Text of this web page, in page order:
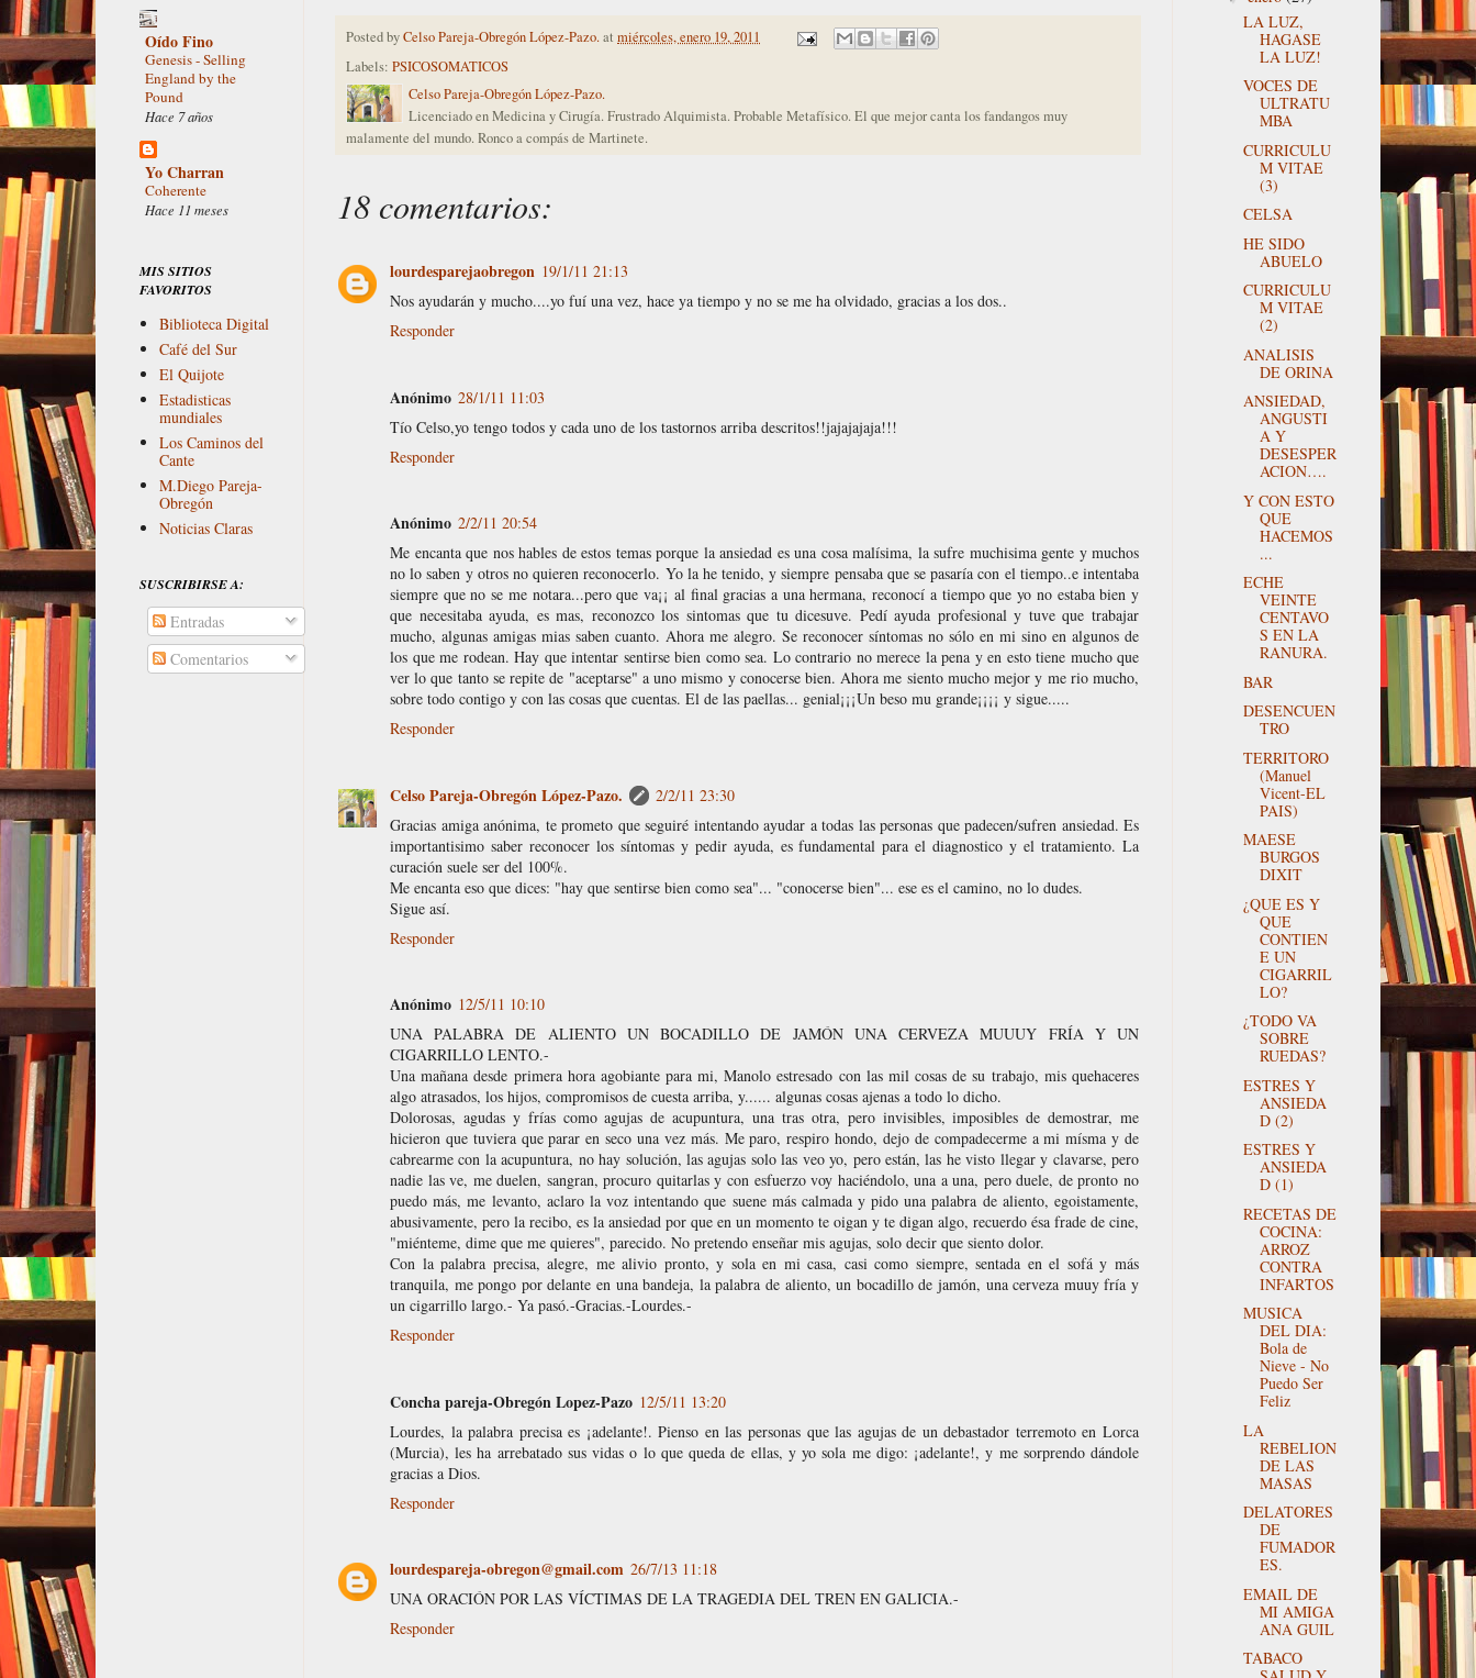
Posted byCelso Pareja-Obregón López-Pazo.at miércoles, enero 19, 2011
Labels: PSICOSOMATICOS
Celso Pareja-Obregón López-Pazo.
Licenciado en Medicina y Cirugía. Frustrado Alquimista. Probable Metafísico. El que mejor canta los fandangos muy
malamente del mundo. Ronco a compás de Martinete.
18 comentarios:
lourdesparejaobregon 19/1/11 21:13
Nos ayudarán y mucho....yo fuí una vez, hace ya tiempo y no se me ha olvidado, gracias a los dos..
Responder
Anónimo 28/1/11 11:03
Tío Celso,yo tengo todos y cada uno de los tastornos arriba descritos!!jajajajaja!!!
Responder
Anónimo 2/2/11 20:54
Me encanta que nos hables de estos temas porque la ansiedad es una cosa malísima, la sufre muchisima gente y muchos
no lo saben y otros no quieren reconocerlo. Yo la he tenido, y siempre pensaba que se pasaría con el tiempo..e intentaba
siempre que no se me notara...pero que va¡¡ al final gracias a una hermana, reconocí a tiempo que yo no estaba bien y
que necesitaba ayuda, es mas, reconozco los sintomas que tu dicesuve. Pedí ayuda profesional y tuve que trabajar
mucho, algunas amigas mias saben cuanto. Ahora me alegro. Se reconocer síntomas no sólo en mi sino en algunos de
los que me rodean. Hay que intentar sentirse bien como sea. Lo contrario no merece la pena y en esto tiene mucho que
ver lo que tanto se repite de "aceptarse" a uno mismo y conocerse bien. Ahora me siento mucho mejor y me rio mucho,
sobre todo contigo y con las cosas que cuentas. El de las paellas... genial¡¡¡Un beso mu grande¡¡¡¡ y sigue.....
Responder
Celso Pareja-Obregón López-Pazo.
2/2/11 23:30
Gracias amiga anónima, te prometo que seguiré intentando ayudar a todas las personas que padecen/sufren ansiedad. Es
importantisimo saber reconocer los síntomas y pedir ayuda, es fundamental para el diagnostico y el tratamiento. La
curación suele ser del 100%.
Me encanta eso que dices: "hay que sentirse bien como sea"... "conocerse bien"... ese es el camino, no lo dudes.
Sigue así.
Responder
Anónimo 12/5/11 10:10
UNA PALABRA DE ALIENTO UN BOCADILLO DE JAMÓN UNA CERVEZA MUUUY FRÍA Y UN
CIGARRILLO LENTO.-
Una mañana desde primera hora agobiante para mi, Manolo estresado con las mil cosas de su trabajo, mis quehaceres
algo atrasados, los hijos, compromisos de cuesta arriba, y...... algunas cosas ajenas a todo lo dicho.
Dolorosas, agudas y frías como agujas de acupuntura, una tras otra, pero invisibles, imposibles de demostrar, me
hicieron que tuviera que parar en seco una vez más. Me paro, respiro hondo, dejo de compadecerme a mi mísma y de
cabrearme con la acupuntura, no hay solución, las agujas solo las veo yo, pero están, las he visto llegar y clavarse, pero
nadie las ve, me duelen, sangran, procuro quitarlas y con esfuerzo voy haciéndolo, una a una, pero duele, de pronto no
puedo más, me levanto, aclaro la voz intentando que suene más calmada y pido una palabra de aliento, egoistamente,
abusivamente, pero la recibo, es la ansiedad por que en un momento te oigan y te digan algo, recuerdo ésa frade de cine,
"miénteme, dime que me quieres", parecido. No pretendo enseñar mis agujas, solo decir que siento dolor.
Con la palabra precisa, alegre, me alivio pronto, y sola en mi casa, casi como siempre, sentada en el sofá y más
tranquila, me pongo por delante en una bandeja, la palabra de aliento, un bocadillo de jamón, una cerveza muuy fría y
un cigarrillo largo.- Ya pasó.-Gracias.-Lourdes.-
Responder
Concha pareja-Obregón Lopez-Pazo 12/5/11 13:20
Lourdes, la palabra precisa es ¡adelante!. Pienso en las personas que las agujas de un debastador terremoto en Lorca
(Murcia), les ha arrebatado sus vidas o lo que queda de ellas, y yo sola me digo: ¡adelante!, y me sorprendo dándole
gracias a Dios.
Responder
lourdespareja-obregon@gmail.com 26/7/13 11:18
UNA ORACIÓN POR LAS VÍCTIMAS DE LA TRAGEDIA DEL TREN EN GALICIA.-
Responder
Oído Fino
Genesis - Selling
England by the
Pound
Hace 7 años
Yo Charran
Coherente
Hace 11 meses
MIS SITIOS
FAVORITOS
Biblioteca Digital
Café del Sur
El Quijote
Estadisticas
mundiales
Los Caminos del
Cante
M.Diego Pareja-
Obregón
Noticias Claras
SUSCRIBIRSE A:
Entradas
Comentarios
LA LUZ,
HAGASE
LA LUZ!
VOCES DE
ULTRATU
MBA
CURRICULU
M VITAE
(3)
CELSA
HE SIDO
ABUELO
CURRICULU
M VITAE
(2)
ANALISIS
DE ORINA
ANSIEDAD,
ANGUSTI
A Y
DESESPER
ACION….
Y CON ESTO
QUE
HACEMOS
...
ECHE
VEINTE
CENTAVO
S EN LA
RANURA.
BAR
DESENCUEN
TRO
TERRITORO
(Manuel
Vicent-EL
PAIS)
MAESE
BURGOS
DIXIT
¿QUE ES Y
QUE
CONTIEN
E UN
CIGARRIL
LO?
¿TODO VA
SOBRE
RUEDAS?
ESTRES Y
ANSIEDA
D (2)
ESTRES Y
ANSIEDA
D (1)
RECETAS DE
COCINA:
ARROZ
CONTRA
INFARTOS
MUSICA
DEL DIA:
Bola de
Nieve - No
Puedo Ser
Feliz
LA
REBELION
DE LAS
MASAS
DELATORES
DE
FUMADOR
ES.
EMAIL DE
MI AMIGA
ANA GUIL
TABACO